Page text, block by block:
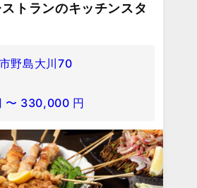
トランのキッチンスタ
野島大川70
〜 330,000 円